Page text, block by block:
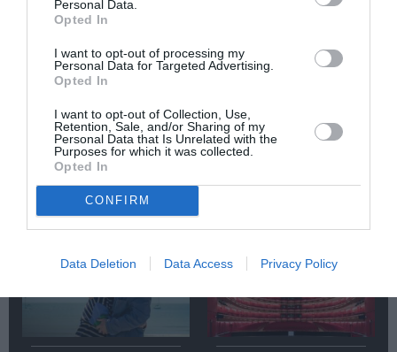
Personal Data.
Opted In
I want to opt-out of processing my
Personal Data for Targeted Advertising.
Opted In
I want to opt-out of Collection, Use,
Retention, Sale, and/or Sharing of my
Personal Data that Is Unrelated with the
Purposes for which it was collected.
Opted In
CONFIRM
Data Deletion Data Access Privacy Policy
Κατερίνας
Ευαγγελάτου με
Γιώργο Γάλλο &
Καραμπέτη στο
Θέατρο Βασιλάκου
Αίνιγμα της Εικόνας:
Ομαδική έκθεση στο
Τελευταία νέα